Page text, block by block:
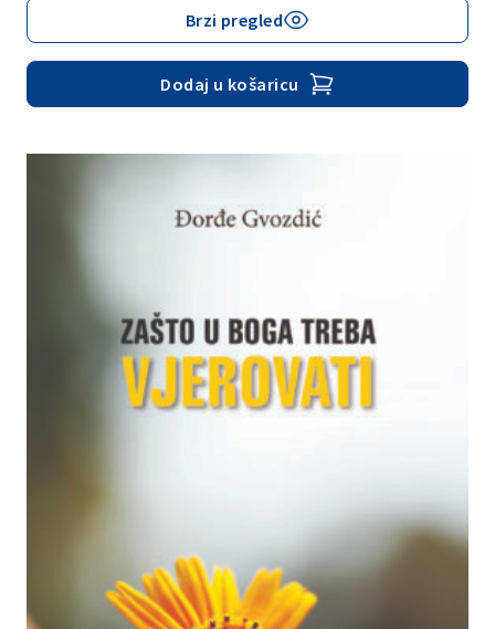
Brzi pregled
Dodaj u košaricu